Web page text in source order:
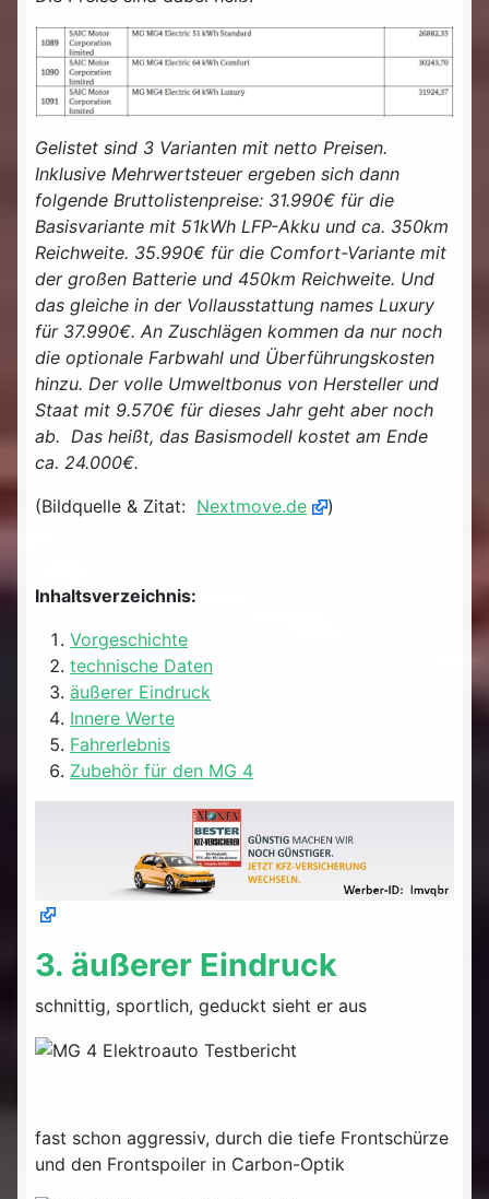
Gelistet sind 3 Varianten mit netto Preisen.
Inklusive Mehrwertsteuer ergeben sich dann
folgende Bruttolistenpreise: 31.990€ für die
Basisvariante mit 51kWh LFP-Akku und ca. 350km
Reichweite. 35.990€ für die Comfort-Variante mit
der großen Batterie und 450km Reichweite. Und
das gleiche in der Vollausstattung names Luxury
für 37.990€. An Zuschlägen kommen da nur noch
die optionale Farbwahl und Überführungskosten
hinzu. Der volle Umweltbonus von Hersteller und
Staat mit 9.570€ für dieses Jahr geht aber noch
ab. Das heißt, das Basismodell kostet am Ende
ca. 24.000€.
(Bildquelle & Zitat: Nextmove.de )
Inhaltsverzeichnis:
Vorgeschichte
technische Daten
äußerer Eindruck
Innere Werte
Fahrerlebnis
Zubehör für den MG 4
3. äußerer Eindruck
schnittig, sportlich, geduckt sieht er aus
fast schon aggressiv, durch die tiefe Frontschürze
und den Frontspoiler in Carbon-Optik